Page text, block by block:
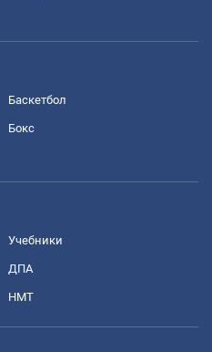
Баскетбол
Бокс
Учебники
ДПА
НМТ